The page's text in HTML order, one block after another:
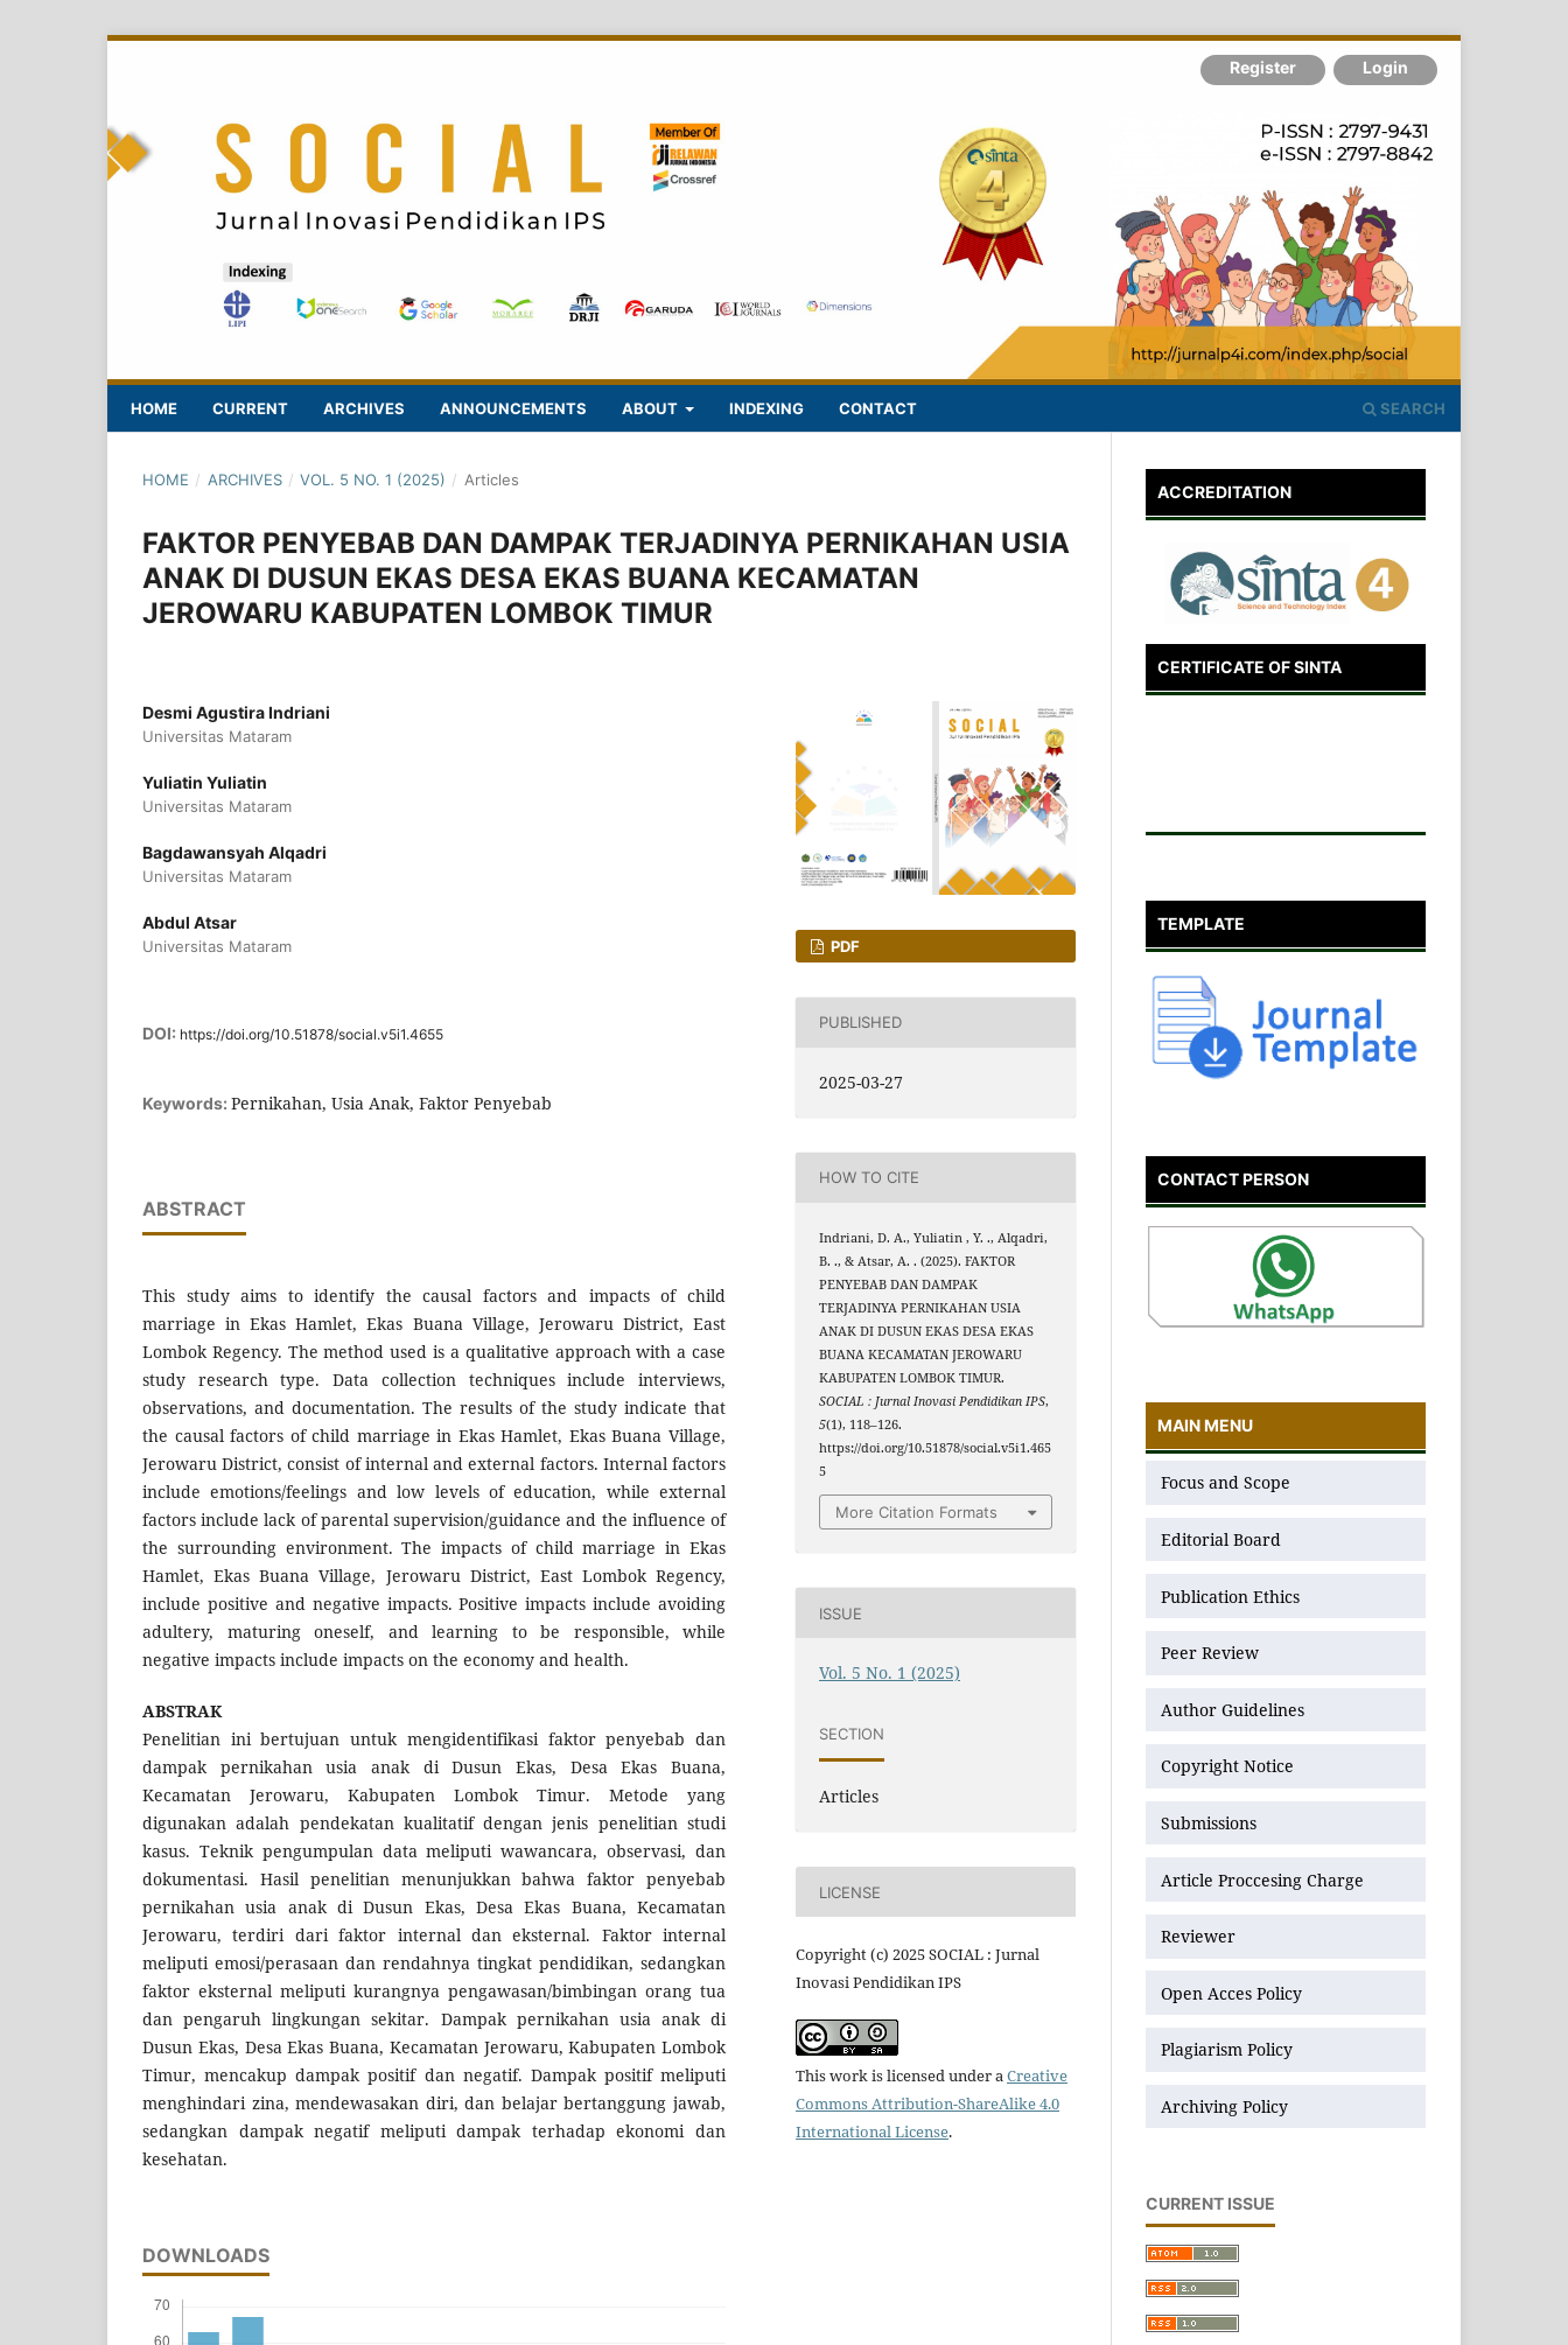
HOME CURRENT ARCHIVES ANNOUNCEMENTS ABOUT INDEXING CONTACT SEARCH
Register Login
HOME / ARCHIVES / VOL. 5 NO. 1 (2025) / Articles
FAKTOR PENYEBAB DAN DAMPAK TERJADINYA PERNIKAHAN USIA
ANAK DI DUSUN EKAS DESA EKAS BUANA KECAMATAN
JEROWARU KABUPATEN LOMBOK TIMUR
Desmi Agustira Indriani
Universitas Mataram
Yuliatin Yuliatin
Universitas Mataram
Bagdawansyah Alqadri
Universitas Mataram
Abdul Atsar
Universitas Mataram
DOI: https://doi.org/10.51878/social.v5i1.4655
Keywords: Pernikahan, Usia Anak, Faktor Penyebab
ABSTRACT
This study aims to identify the causal factors and impacts of child
marriage in Ekas Hamlet, Ekas Buana Village, Jerowaru District, East
Lombok Regency. The method used is a qualitative approach with a case
study research type. Data collection techniques include interviews,
observations, and documentation. The results of the study indicate that
the causal factors of child marriage in Ekas Hamlet, Ekas Buana Village,
Jerowaru District, consist of internal and external factors. Internal factors
include emotions/feelings and low levels of education, while external
factors include lack of parental supervision/guidance and the influence of
the surrounding environment. The impacts of child marriage in Ekas
Hamlet, Ekas Buana Village, Jerowaru District, East Lombok Regency,
include positive and negative impacts. Positive impacts include avoiding
adultery, maturing oneself, and learning to be responsible, while
negative impacts include impacts on the economy and health.
ABSTRAK
Penelitian ini bertujuan untuk mengidentifikasi faktor penyebab dan
dampak pernikahan usia anak di Dusun Ekas, Desa Ekas Buana,
Kecamatan Jerowaru, Kabupaten Lombok Timur. Metode yang
digunakan adalah pendekatan kualitatif dengan jenis penelitian studi
kasus. Teknik pengumpulan data meliputi wawancara, observasi, dan
dokumentasi. Hasil penelitian menunjukkan bahwa faktor penyebab
pernikahan usia anak di Dusun Ekas, Desa Ekas Buana, Kecamatan
Jerowaru, terdiri dari faktor internal dan eksternal. Faktor internal
meliputi emosi/perasaan dan rendahnya tingkat pendidikan, sedangkan
faktor eksternal meliputi kurangnya pengawasan/bimbingan orang tua
dan pengaruh lingkungan sekitar. Dampak pernikahan usia anak di
Dusun Ekas, Desa Ekas Buana, Kecamatan Jerowaru, Kabupaten Lombok
Timur, mencakup dampak positif dan negatif. Dampak positif meliputi
menghindari zina, mendewasakan diri, dan belajar bertanggung jawab,
sedangkan dampak negatif meliputi dampak terhadap ekonomi dan
kesehatan.
DOWNLOADS
PDF
PUBLISHED
2025-03-27
HOW TO CITE
Indriani, D. A., Yuliatin , Y. ., Alqadri,
B. ., & Atsar, A. . (2025). FAKTOR
PENYEBAB DAN DAMPAK
TERJADINYA PERNIKAHAN USIA
ANAK DI DUSUN EKAS DESA EKAS
BUANA KECAMATAN JEROWARU
KABUPATEN LOMBOK TIMUR.
SOCIAL : Jurnal Inovasi Pendidikan IPS,
5(1), 118–126.
https://doi.org/10.51878/social.v5i1.465
5
More Citation Formats
ISSUE
Vol. 5 No. 1 (2025)
SECTION
Articles
LICENSE
Copyright (c) 2025 SOCIAL : Jurnal
Inovasi Pendidikan IPS
This work is licensed under aCreative
Commons Attribution-ShareAlike 4.0
International License.
ACCREDITATION
CERTIFICATE OF SINTA
TEMPLATE
CONTACT PERSON
MAIN MENU
Focus and Scope
Editorial Board
Publication Ethics
Peer Review
Author Guidelines
Copyright Notice
Submissions
Article Proccesing Charge
Reviewer
Open Acces Policy
Plagiarism Policy
Archiving Policy
CURRENT ISSUE